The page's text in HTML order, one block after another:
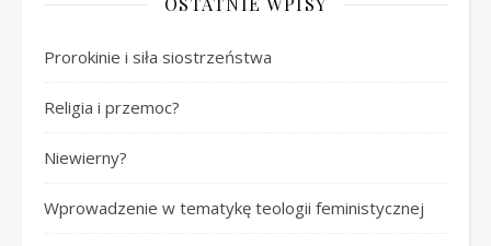
Prorokinie i siła siostrzeństwa
Religia i przemoc?
Niewierny?
Wprowadzenie w tematykę teologii feministycznej